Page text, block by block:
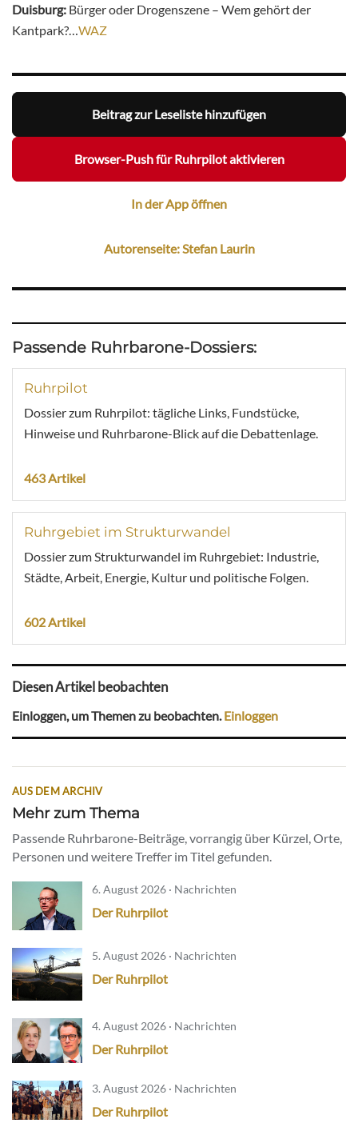
Duisburg: Bürger oder Drogenszene – Wem gehört der
Kantpark?… WAZ
Beitrag zur Leseliste hinzufügen
Browser-Push für Ruhrpilot aktivieren
In der App öffnen
Autorenseite: Stefan Laurin
Passende Ruhrbarone-Dossiers:
Ruhrpilot
Dossier zum Ruhrpilot: tägliche Links, Fundstücke,
Hinweise und Ruhrbarone-Blick auf die Debattenlage.
463 Artikel
Ruhrgebiet im Strukturwandel
Dossier zum Strukturwandel im Ruhrgebiet: Industrie,
Städte, Arbeit, Energie, Kultur und politische Folgen.
602 Artikel
Diesen Artikel beobachten
Einloggen, um Themen zu beobachten. Einloggen
AUS DEM ARCHIV
Mehr zum Thema
Passende Ruhrbarone-Beiträge, vorrangig über Kürzel, Orte,
Personen und weitere Treffer im Titel gefunden.
6. August 2026 · Nachrichten
Der Ruhrpilot
5. August 2026 · Nachrichten
Der Ruhrpilot
4. August 2026 · Nachrichten
Der Ruhrpilot
3. August 2026 · Nachrichten
Der Ruhrpilot